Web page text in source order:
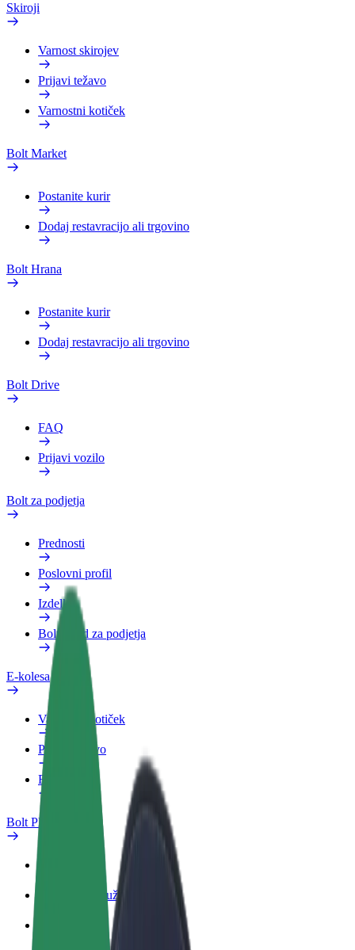
Skiroji
Varnost skirojev
Prijavi težavo
Varnostni kotiček
Bolt Market
Postanite kurir
Dodaj restavracijo ali trgovino
Bolt Hrana
Postanite kurir
Dodaj restavracijo ali trgovino
Bolt Drive
FAQ
Prijavi vozilo
Bolt za podjetja
Prednosti
Poslovni profil
Izdelki
Bolt Food za podjetja
E-kolesa
Varnostni kotiček
Prijavi težavo
FAQ
Bolt Plus
Kako se pridružiti